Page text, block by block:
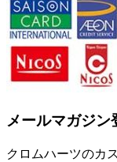
メールマガジン
クロムハーツのカ